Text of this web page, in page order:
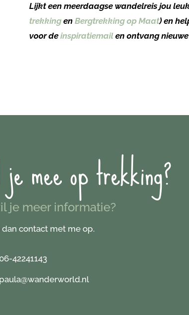
Lijkt een meerdaagse wandelreis jou
trekkingen Bergtrekking op Maat) en
voor de inspiratiemailen ontvang
mee op trekking?
je meer informatie?
dan contact met me op.
06-42241143
paula@wanderworld.nl